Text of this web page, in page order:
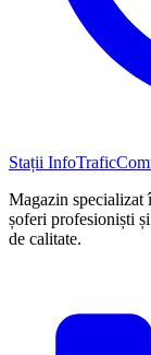
Stații InfoTrafic
Magazin specializat
șoferi profesioniști
de calitate.